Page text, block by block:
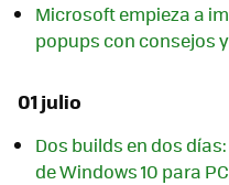
Microsoft empieza a
popups con consejos
01 julio
Dos builds en dos
de Windows 10 para PC